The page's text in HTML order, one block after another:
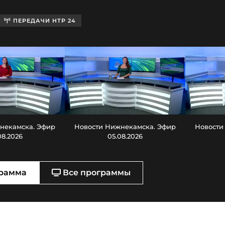
ПЕРЕДАЧИ НТР 24
Эфир
Новости Нижнекамска. Эфир
05.08.2026
Все программы